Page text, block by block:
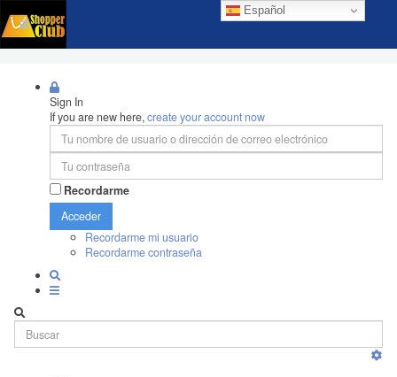
Español
Sign In
If you are new here,create your account now
Recordarme
Acceder
Recordarme mi usuario
Recordarme contraseña